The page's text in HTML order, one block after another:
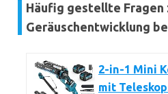
Häufig gestellte Fragen
Geräuschentwicklung
2-in-1 Mini
mit